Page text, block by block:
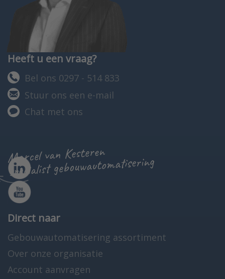
Heeft u een vraag?
Bel ons 0297 - 514 833
Stuur ons een e-mail
Chat met ons
Marcel van Kesteren
specialist gebouwautomatisering
Direct naar
Gebouwautomatisering assortiment
Over onze organisatie
Account aanvragen